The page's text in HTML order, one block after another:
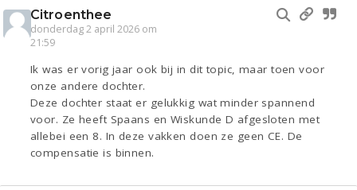
Citroenthee
donderdag 2 april 2026 om
21:59
Ik was er vorig jaar ook bij in dit topic, maar toen voor
onze andere dochter.
Deze dochter staat er gelukkig wat minder spannend
voor. Ze heeft Spaans en Wiskunde D afgesloten met
allebei een 8. In deze vakken doen ze geen CE. De
compensatie is binnen.